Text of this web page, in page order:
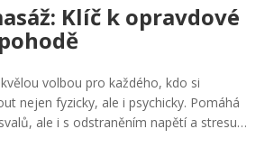
Klíč k opravdové
volbou pro každého, kdo si
nejen fyzicky, ale i psychicky. Pomáhá
ale i s odstraněním napětí a stresu
maximum, i zajímavosti o jejím vlivu na